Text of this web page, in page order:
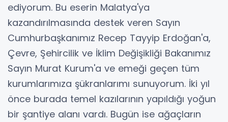
ediyorum. Bu eserin Malatya'ya
kazandırılmasında destek veren Sayın
Cumhurbaşkanımız Recep Tayyip Erdoğan'a,
Çevre, Şehircilik ve İklim Değişikliği Bakanımız
Sayın Murat Kurum'a ve emeği geçen tüm
kurumlarımıza şükranlarımı sunuyorum. İki yıl
önce burada temel kazılarının yapıldığı yoğun
bir şantiye alanı vardı. Bugün ise ağaçların